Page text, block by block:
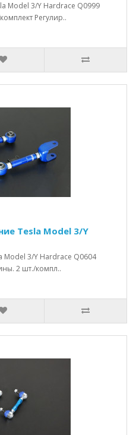
Model 3/Y Hardrace Q0999
Регулир..
Tesla Model 3/Y
Model 3/Y Hardrace Q0604
2 шт./компл..